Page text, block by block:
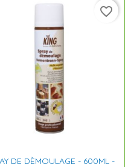
DE DÈMOULAGE - 600ML -
favorite_border